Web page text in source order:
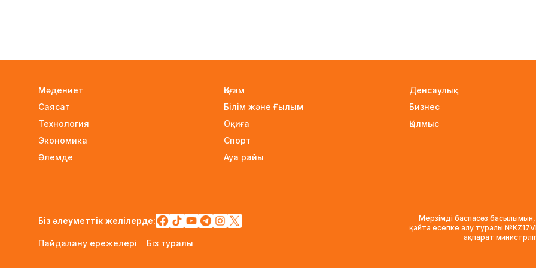
Мәдениет
Саясат
Технология
Экономика
Әлемде
Қоғам
Білім және Ғылым
Оқиға
Спорт
Ауа райы
Денсаулық
Бизнес
Қылмыс
Біз әлеуметтік желілерде:
Пайдалану ережелері Біз туралы
Мерзімді баспасөз
қайта есепке алу туралы
ақпарат